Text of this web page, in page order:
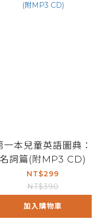
一本兒童英語圖典：
名詞篇(附MP3 CD)
NT$299
NT$390
加入購物車